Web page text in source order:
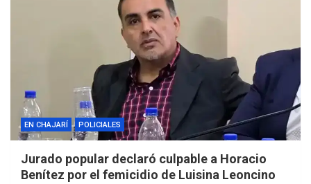
EN CHAJARÍ POLICIALES
Jurado popular declaró culpable a Horacio
Benítez por el femicidio de Luisina Leoncino